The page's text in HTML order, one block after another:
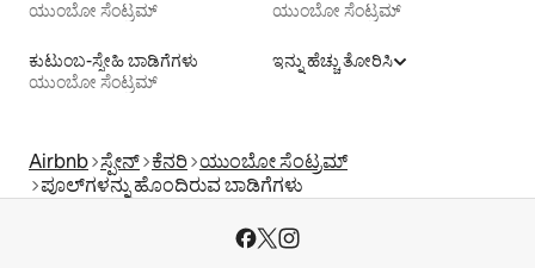
ಯುಂಬೋ ಸೆಂಟ್ರಮ್
ಯುಂಬೋ ಸೆಂಟ್ರಮ್
ಕುಟುಂಬ-ಸ್ನೇಹಿ ಬಾಡಿಗೆಗಳು
ಯುಂಬೋ ಸೆಂಟ್ರಮ್
ಇನ್ನು ಹೆಚ್ಚು ತೋರಿಸಿ
Airbnb ಸ್ಪೇನ್ ಕೆನರಿ ಯುಂಬೋ ಸೆಂಟ್ರಮ್
ಪೂಲ್‍ಗಳನ್ನು ಹೊಂದಿರುವ ಬಾಡಿಗೆಗಳು